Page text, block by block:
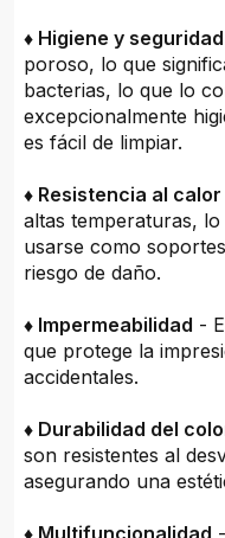
♦ Higiene y seguridad
poroso, lo que
bacterias, lo que lo
excepcionalmente
es fácil de limpiar.
♦ Resistencia al calor
altas temperaturas,
usarse como
riesgo de daño.
♦ Impermeabilidad -
que protege la
accidentales.
♦ Durabilidad del
son resistentes al
asegurando una